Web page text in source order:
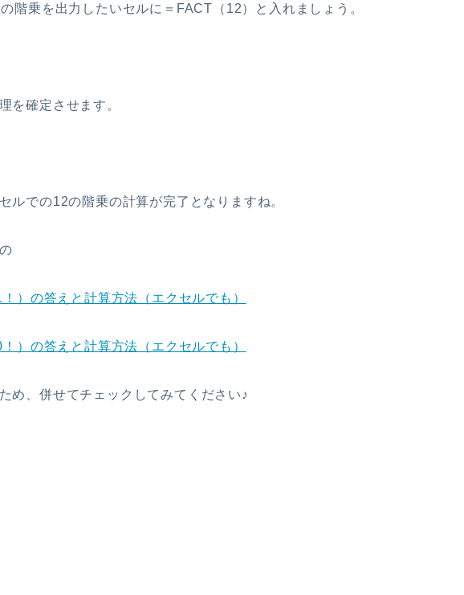
階乗を出力したいセルに＝FACT（12）と入れましょう。
を確定させます。
ルでの12の階乗の計算が完了となりますね。
）の答えと計算方法（エクセルでも）
）の答えと計算方法（エクセルでも）
め、併せてチェックしてみてください♪